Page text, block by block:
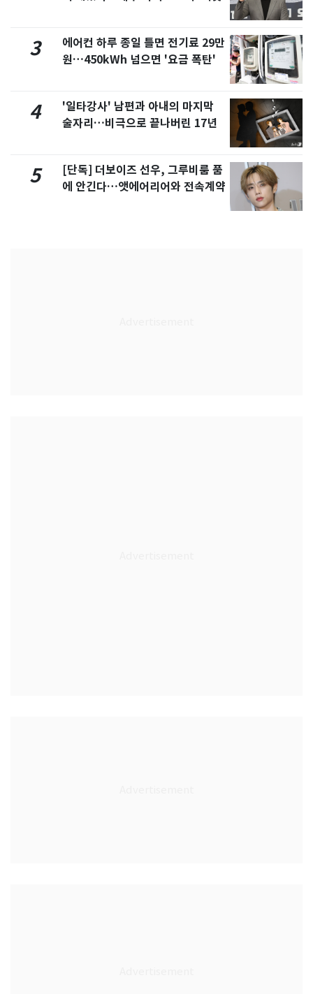
3
에어컨 하루 종일 틀면 전기료 29만
원…450kWh 넘으면 '요금 폭탄'
4
'일타강사' 남편과 아내의 마지막
술자리…비극으로 끝나버린 17년
5
[단독] 더보이즈 선우, 그루비룸 품
에 안긴다…앳에어리어와 전속계약